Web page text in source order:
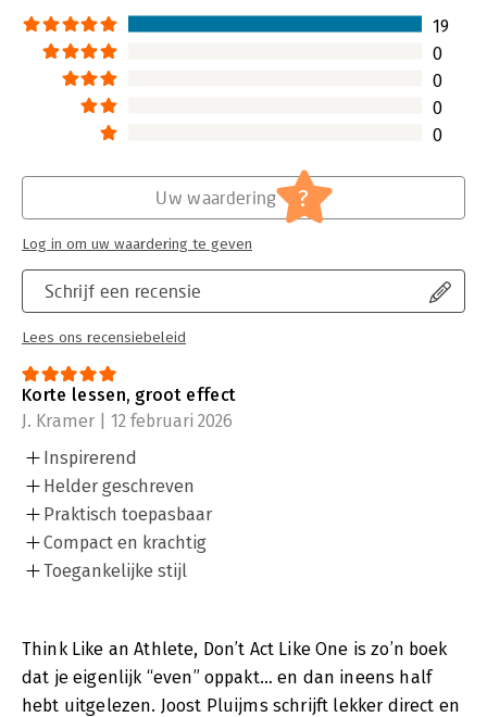
19
0
0
0
0
Schrijf een recensie
Lees ons recensiebeleid
Uw waardering ?
Log in om uw waardering te geven
Korte lessen, groot effect
J. Kramer | 12 februari 2026
Inspirerend
Helder geschreven
Praktisch toepasbaar
Compact en krachtig
Toegankelijke stijl
Think Like an Athlete, Don’t Act Like One is zo’n boek
dat je eigenlijk “even” oppakt… en dan ineens half
hebt uitgelezen. Joost Pluijms schrijft lekker direct en